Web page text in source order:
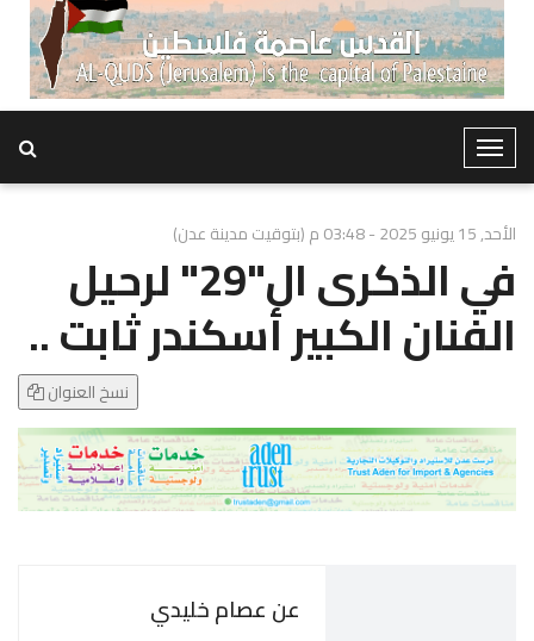
T
o
g
e
N
a
g
a
t
الأحد, 15 يونيو 2025 - 03:48 م (بتوقيت مدينة عدن)
في الذكرى ال"29" لرحيل
الفنان الكبير أسكندر ثابت ..
نسخ العنوان
عن عصام خليدي